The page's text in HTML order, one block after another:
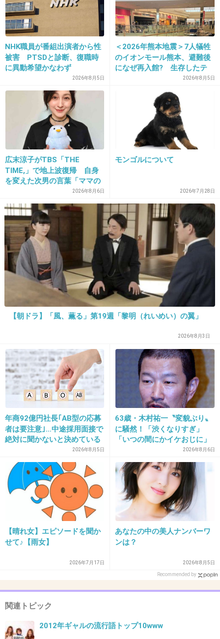
26. 匿名2013/01/13(日) 08:11:05
今時の女子高校生の言葉って本当にみんな使っているのか
な。
一部の子だけとか？
2013/01/13(日) 08:11:50
ほんの数年前まで女子高生だったのに、完全について行け
ません
28. 匿名2013/01/13(日) 08:13:55
全然わからん
一部の女子高生だけだと思うけど
+12
29. 匿名2013/01/13(日) 08:18:35
-5
30. 匿名 2013/01/13(日) 08:20:09
無駄無駄無駄ァ！はジョジョじゃなくてDIO様じゃないのか
+12 -5
つい最近まで女子高生だと思ってたけどー全く分かりませ
んw
+4
32. 匿名 2013/01/13(日) 08:41:19
一周廻ってちょっと古い語感なんだなw
-1
2013/01/13(日) 08:47:36
美味は
NHK職員が番組出演者から性
被害 PTSDと診断、復職時
に異動希望かなわず
2026年8月5日
＜2026年熊本地震＞7人犠牲
のイオンモール熊本、避難後
になぜ再入館? 生存したテ
ナント従業員ら証言、浮かび
2026年8月5日
広末涼子がTBS「THE
TIME,」で地上波復帰 自身
を変えた次男の言葉「ママの
ファンの人なら、知りたいん
じゃないか」
2026年8月6日
モンゴルについて
2026年7月28日
【朝ドラ】「風、薫る」第19週「黎明（れいめい）の翼」
2026年8月3日
年商92億円社長｢AB型の応募
者は要注意｣…中途採用面接で
絶対に聞かないと決めている
2026年8月5日
63歳・木村祐一〝変貌ぶり〟
に騒然！「渋くなりすぎ」
「いつの間にかイケおじに」
2026年8月6日
【晴れ女】エピソードを聞か
せて♪【雨女】
2026年7月17日
あなたの中の美人ナンバーワ
ンは？
2026年8月5日
Recommended by
関連トピック
2012年ギャルの流行語トップ10www